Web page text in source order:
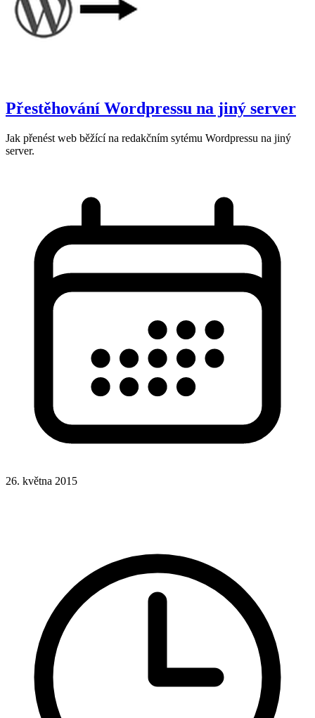
Přestěhování Wordpressu na jiný server
Jak přenést web běžící na redakčním sytému Wordpressu na jiný
server.
26. května 2015